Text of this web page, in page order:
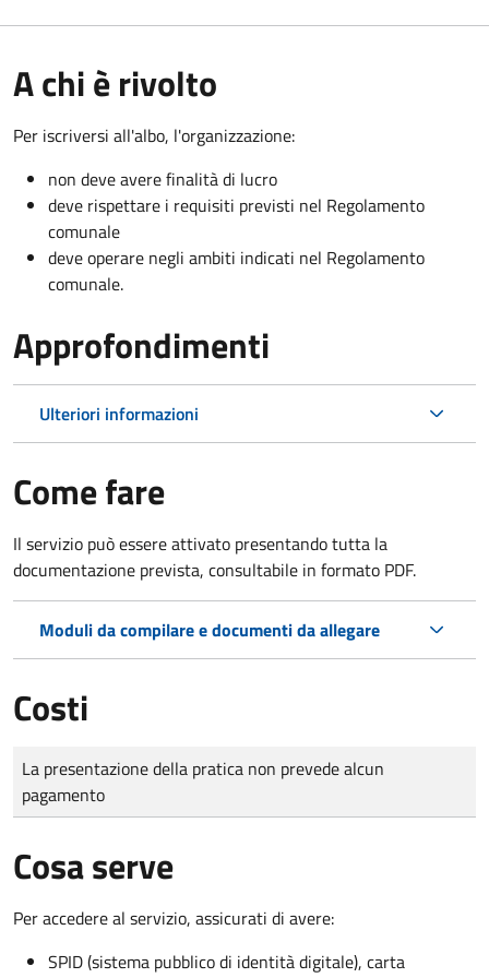
A chi è rivolto
Per iscriversi all'albo, l'organizzazione:
non deve avere finalità di lucro
deve rispettare i requisiti previsti nel Regolamento
comunale
deve operare negli ambiti indicati nel Regolamento
comunale.
Approfondimenti
Ulteriori informazioni
Come fare
Il servizio può essere attivato presentando tutta la
documentazione prevista, consultabile in formato PDF.
Moduli da compilare e documenti da allegare
Costi
Tipo di pagamento
Importo
La presentazione della pratica non prevede alcun
pagamento
Cosa serve
Per accedere al servizio, assicurati di avere:
SPID (sistema pubblico di identità digitale), carta